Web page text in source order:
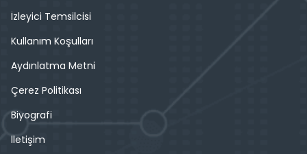
İzleyici Temsilcisi
Kullanım Koşulları
Aydınlatma Metni
Çerez Politikası
Biyografi
İletişim